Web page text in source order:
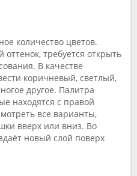
количество цветов.
требуется открыть
В качестве
коричневый, светлый,
другое. Палитра
находятся с правой
все варианты,
вверх или вниз. Во
новый слой поверх